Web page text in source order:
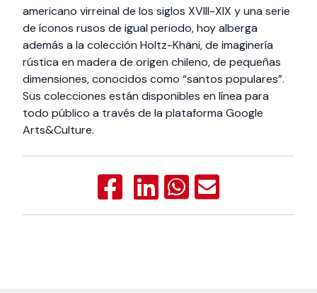
americano virreinal de los siglos XVIII-XIX y una serie
de íconos rusos de igual periodo, hoy alberga
además a la colección Holtz-Khäni, de imaginería
rústica en madera de origen chileno, de pequeñas
dimensiones, conocidos como “santos populares”.
Sus colecciones están disponibles en línea para
todo público a través de la plataforma Google
Arts&Culture.